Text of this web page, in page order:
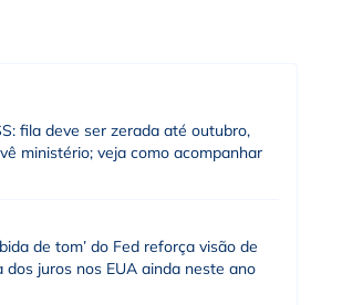
fila deve ser zerada até outubro,
ministério; veja como acompanhar
de tom’ do Fed reforça visão de
dos juros nos EUA ainda neste ano